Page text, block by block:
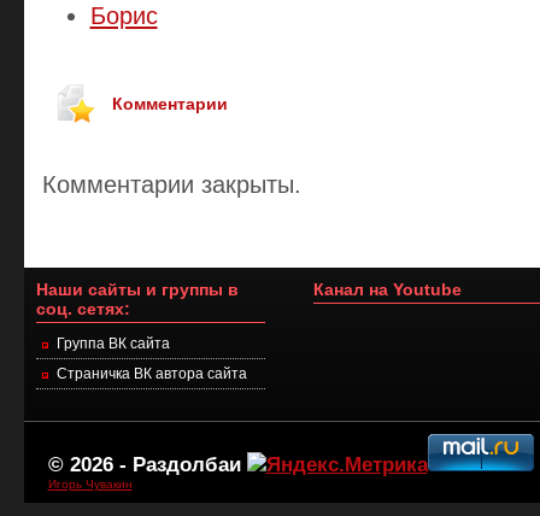
Борис
Комментарии
Комментарии закрыты.
Наши сайты и группы в
соц. сетях:
Группа ВК сайта
Страничка ВК автора сайта
Канал на Youtube
© 2026 - Раздолбаи
Игорь Чувакин